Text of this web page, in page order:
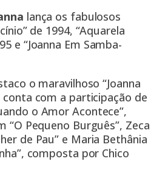
lança os fabulosos
de 1994, “Aquarela
e “Joanna Em Samba-
o maravilhoso “Joanna
conta com a participação de
o Amor Acontece”,
“O Pequeno Burguês”, Zeca
de Pau” e Maria Bethânia
composta por Chico